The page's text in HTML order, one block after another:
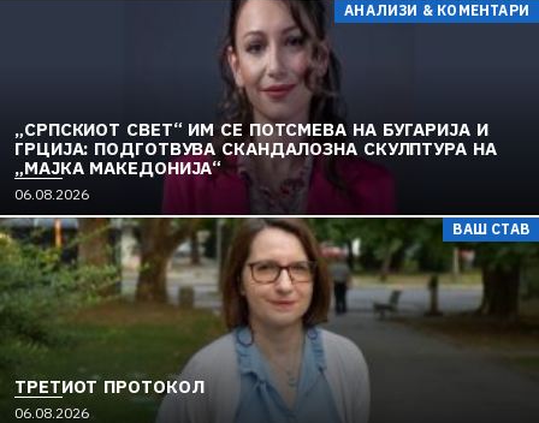
АНАЛИЗИ & КОМЕНТАРИ
„СРПСКИОТ СВЕТ“ ИМ СЕ ПОТСМЕВА НА БУГАРИЈА И
ГРЦИЈА: ПОДГОТВУВА СКАНДАЛОЗНА СКУЛПТУРА НА
„МАЈКА МАКЕДОНИЈА“
06.08.2026
ВАШ СТАВ
ТРЕТИОТ ПРОТОКОЛ
06.08.2026